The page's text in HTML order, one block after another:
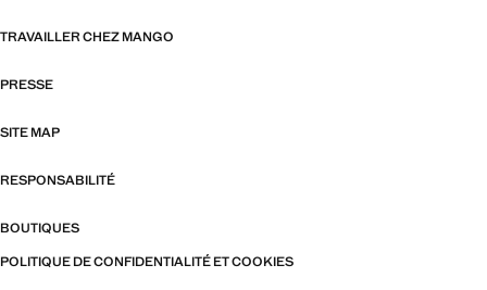
TRAVAILLER CHEZ MANGO
PRESSE
SITE MAP
RESPONSABILITÉ
BOUTIQUES
POLITIQUE DE CONFIDENTIALITÉ ET COOKIES